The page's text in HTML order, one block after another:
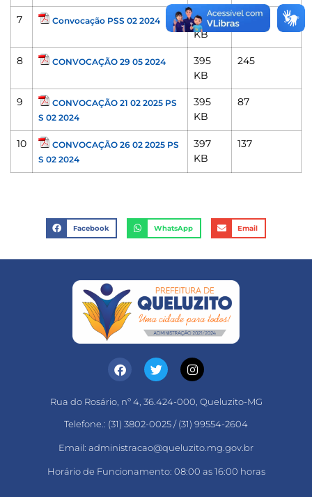
7 Convocação PSS 02 2024
395
KB
202
8 CONVOCAÇÃO 29 05 2024
395
KB
245
9
CONVOCAÇÃO 21 02 2025 PS
S 02 2024
395
KB
87
10
CONVOCAÇÃO 26 02 2025 PS
S 02 2024
397
KB
137
Facebook WhatsApp Email
Rua do Rosário, nº 4, 36.424-000, Queluzito-MG
Telefone.: (31) 3802-0025 / (31) 99554-2604
Email: administracao@queluzito.mg.gov.br
Horário de Funcionamento: 08:00 as 16:00 horas